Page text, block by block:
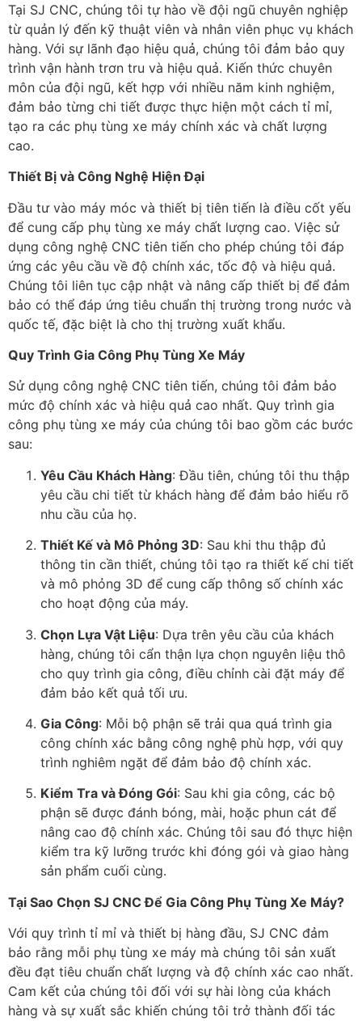
Tại SJ CNC, chúng tôi tự hào về đội ngũ chuyên nghiệp
từ quản lý đến kỹ thuật viên và nhân viên phục vụ khách
hàng. Với sự lãnh đạo hiệu quả, chúng tôi đảm bảo quy
trình vận hành trơn tru và hiệu quả. Kiến thức chuyên
môn của đội ngũ, kết hợp với nhiều năm kinh nghiệm,
đảm bảo từng chi tiết được thực hiện một cách tỉ mỉ,
tạo ra các phụ tùng xe máy chính xác và chất lượng
cao.
Thiết Bị và Công Nghệ Hiện Đại
Đầu tư vào máy móc và thiết bị tiên tiến là điều cốt yếu
để cung cấp phụ tùng xe máy chất lượng cao. Việc sử
dụng công nghệ CNC tiên tiến cho phép chúng tôi đáp
ứng các yêu cầu về độ chính xác, tốc độ và hiệu quả.
Chúng tôi liên tục cập nhật và nâng cấp thiết bị để đảm
bảo có thể đáp ứng tiêu chuẩn thị trường trong nước và
quốc tế, đặc biệt là cho thị trường xuất khẩu.
Quy Trình Gia Công Phụ Tùng Xe Máy
Sử dụng công nghệ CNC tiên tiến, chúng tôi đảm bảo
mức độ chính xác và hiệu quả cao nhất. Quy trình gia
công phụ tùng xe máy của chúng tôi bao gồm các bước
sau:
Yêu Cầu Khách Hàng: Đầu tiên, chúng tôi thu thập
yêu cầu chi tiết từ khách hàng để đảm bảo hiểu rõ
nhu cầu của họ.
Thiết Kế và Mô Phỏng 3D: Sau khi thu thập đủ
thông tin cần thiết, chúng tôi tạo ra thiết kế chi tiết
và mô phỏng 3D để cung cấp thông số chính xác
cho hoạt động của máy.
Chọn Lựa Vật Liệu: Dựa trên yêu cầu của khách
hàng, chúng tôi cẩn thận lựa chọn nguyên liệu thô
cho quy trình gia công, điều chỉnh cài đặt máy để
đảm bảo kết quả tối ưu.
Gia Công: Mỗi bộ phận sẽ trải qua quá trình gia
công chính xác bằng công nghệ phù hợp, với quy
trình nghiêm ngặt để đảm bảo độ chính xác.
Kiểm Tra và Đóng Gói: Sau khi gia công, các bộ
phận sẽ được đánh bóng, mài, hoặc phun cát để
nâng cao độ chính xác. Chúng tôi sau đó thực hiện
kiểm tra kỹ lưỡng trước khi đóng gói và giao hàng
sản phẩm cuối cùng.
Tại Sao Chọn SJ CNC Để Gia Công Phụ Tùng Xe Máy?
Với quy trình tỉ mỉ và thiết bị hàng đầu, SJ CNC đảm
bảo rằng mỗi phụ tùng xe máy mà chúng tôi sản xuất
đều đạt tiêu chuẩn chất lượng và độ chính xác cao nhất.
Cam kết của chúng tôi đối với sự hài lòng của khách
hàng và sự xuất sắc khiến chúng tôi trở thành đối tác